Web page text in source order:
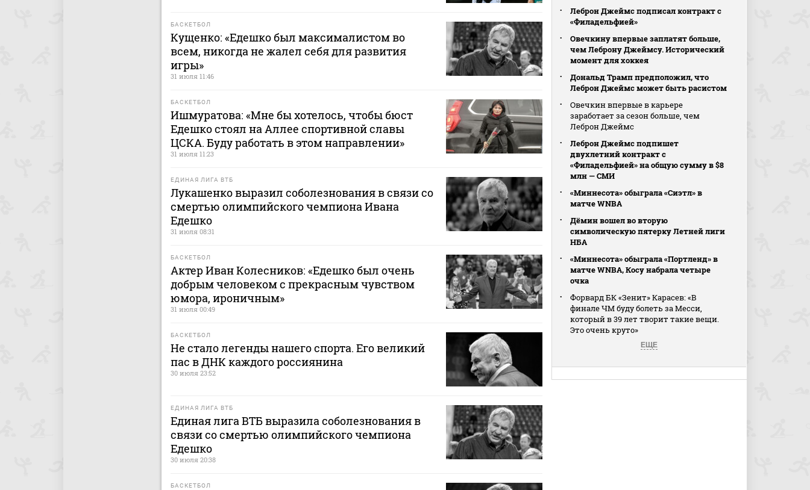
БАСКЕТБОЛ
Кущенко: «Едешко был максималистом во
всем, никогда не жалел себя для развития
игры»
31 июля 11:46
БАСКЕТБОЛ
Ишмуратова: «Мне бы хотелось, чтобы бюст
Едешко стоял на Аллее спортивной славы
ЦСКА. Буду работать в этом направлении»
31 июля 11:23
ЕДИНАЯ ЛИГА ВТБ
Лукашенко выразил соболезнования в связи со
смертью олимпийского чемпиона Ивана
Едешко
31 июля 08:31
БАСКЕТБОЛ
Актер Иван Колесников: «Едешко был очень
добрым человеком с прекрасным чувством
юмора, ироничным»
31 июля 00:49
БАСКЕТБОЛ
Не стало легенды нашего спорта. Его великий
пас в ДНК каждого россиянина
30 июля 23:52
ЕДИНАЯ ЛИГА ВТБ
Единая лига ВТБ выразила соболезнования в
связи со смертью олимпийского чемпиона
Едешко
30 июля 20:38
БАСКЕТБОЛ
Леброн Джеймс подписал контракт с
«Филадельфией»
Овечкину впервые заплатят больше,
чем Леброну Джеймсу. Исторический
момент для хоккея
Дональд Трамп предположил, что
Леброн Джеймс может быть расистом
Овечкин впервые в карьере
заработает за сезон больше, чем
Леброн Джеймс
Леброн Джеймс подпишет
двухлетний контракт с
«Филадельфией» на общую сумму в $8
млн — СМИ
«Миннесота» обыграла «Сиэтл» в
матче WNBA
Дёмин вошел во вторую
символическую пятерку Летней лиги
НБА
«Миннесота» обыграла «Портленд» в
матче WNBA, Косу набрала четыре
очка
Форвард БК «Зенит» Карасев: «В
финале ЧМ буду болеть за Месси,
который в 39 лет творит такие вещи.
Это очень круто»
ЕЩЕ